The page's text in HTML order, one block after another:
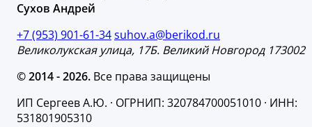
Сухов Андрей
+7 (953) 901-61-34suhov.a@berikod.ru
Великолукская улица, 17Б. Великий Новгород 173002
© 2014 - 2026. Все права защищены
ИП Сергеев А.Ю. · ОГРНИП: 320784700051010 · ИНН:
531801905310